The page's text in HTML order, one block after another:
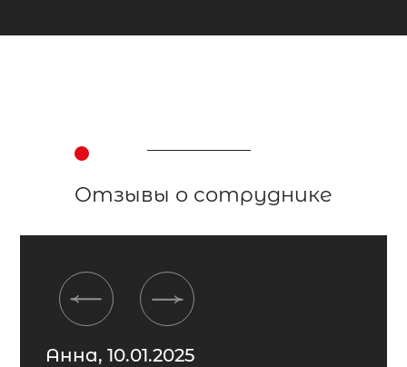
Отзывы о сотруднике
Анна, 10.01.2025
Previous Next